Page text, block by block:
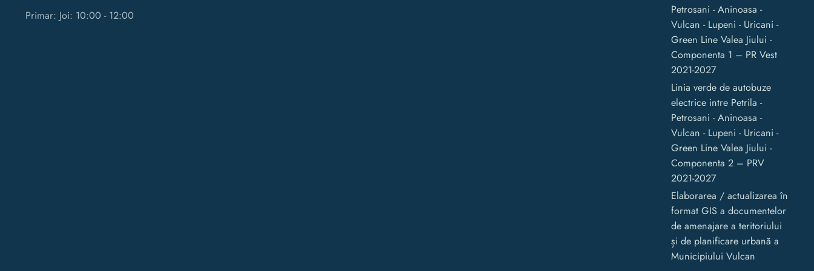
Primar: Joi: 10:00 - 12:00
Petrosani - Aninoasa -
Vulcan - Lupeni - Uricani -
Green Line Valea Jiului -
Componenta 1 – PR Vest
2021-2027
Linia verde de autobuze
electrice intre Petrila -
Petrosani - Aninoasa -
Vulcan - Lupeni - Uricani -
Green Line Valea Jiului -
Componenta 2 – PRV
2021-2027
Elaborarea / actualizarea în
format GIS a documentelor
de amenajare a teritoriului
și de planificare urbană a
Municipiului Vulcan